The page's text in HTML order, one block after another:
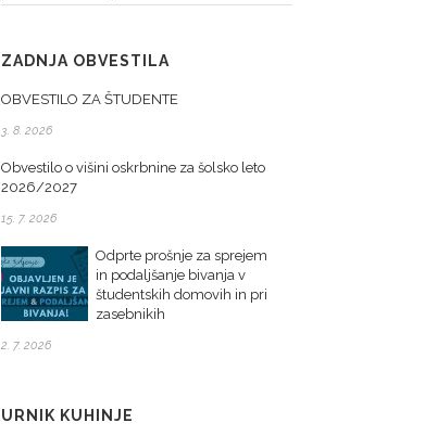
ZADNJA OBVESTILA
OBVESTILO ZA ŠTUDENTE
3. 8. 2026
Obvestilo o višini oskrbnine za šolsko leto
2026/2027
15. 7. 2026
Odprte prošnje za sprejem
in podaljšanje bivanja v
študentskih domovih in pri
zasebnikih
2. 7. 2026
URNIK KUHINJE